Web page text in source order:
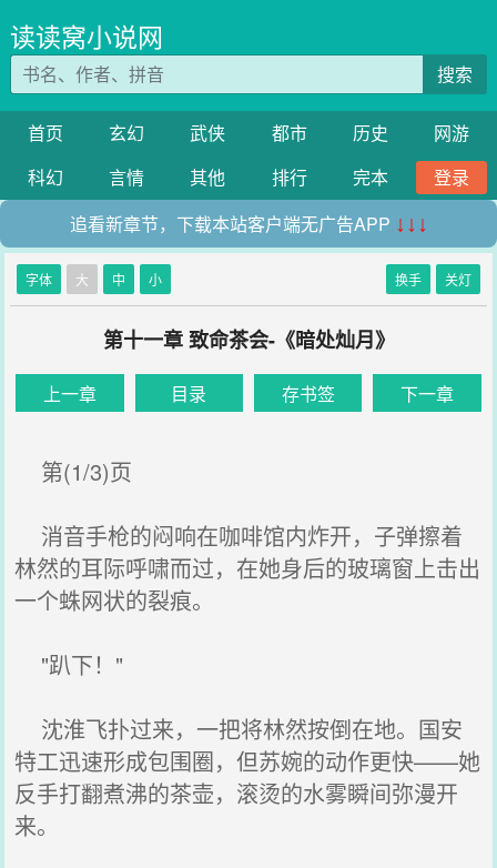
读读窝小说网
搜索
首页 玄幻 武侠 都市 历史
网游
科幻
言情 其他 排行 完本
登录
追看新章节，下载本站客户端无广告APP ↓↓↓
字体 大 中 小 换手 关灯
第十一章 致命茶会-《暗处灿月》
上一章 目录 存书签 下一章
第(1/3)页
消音手枪的闷响在咖啡馆内炸开，子弹擦着
林然的耳际呼啸而过，在她身后的玻璃窗上击出
一个蛛网状的裂痕。
"趴下！"
沈淮飞扑过来，一把将林然按倒在地。国安
特工迅速形成包围圈，但苏婉的动作更快——她
反手打翻煮沸的茶壶，滚烫的水雾瞬间弥漫开
来。